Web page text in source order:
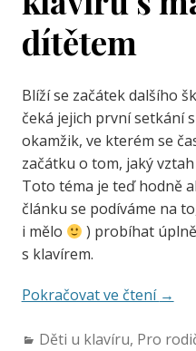
dítětem
Blíží se začátek dalšího
čeká jejich první setkání
okamžik, ve kterém se
začátku o tom, jaký
Toto téma je teď hodně
článku se podíváme na
i mělo
) probíhat
s klavírem.
Pokračovat ve čtení →
Děti u klavíru, Pro